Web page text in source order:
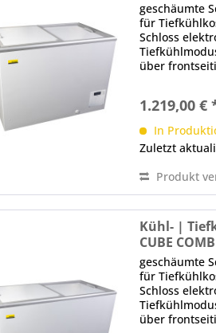
geschäumte
für
Schloss
über
1.219,00 €
In
Zuletzt
Produkt
Kühl- |
CUBE
geschäumte
für
Schloss
über